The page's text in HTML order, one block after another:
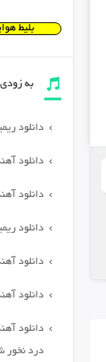
بلیط
به زودی
دانلود
دانلود
دانلود
دانلود
دانلود
دانلود
دانلود
درد نخور